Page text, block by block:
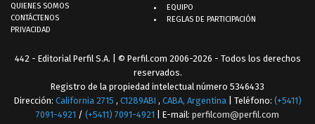
QUIENES SOMOS
CONTÁCTENOS
PRIVACIDAD
EQUIPO
REGLAS DE PARTICIPACIÓN
442 - Editorial Perfil S.A. | © Perfil.com 2006-2026 - Todos los derechos
reservados.
Registro de la propiedad intelectual número 5346433
Dirección: California 2715 , C1289ABI , CABA, Argentina | Teléfono: (+5411)
7091-4921 / (+5411) 7091-4921 | E-mail: perfilcom@perfil.com